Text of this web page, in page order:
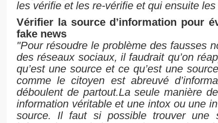
les vérifie et les re-vérifie et qui ensuite
Vérifier la source d’information pour
fake news
"Pour résoudre le problème des fausses
des réseaux sociaux, il faudrait qu’on
qu’est une source et ce qu’est une
comme le citoyen est abreuvé
déboulent de partout.La seule manière
information véritable et une intox ou une
source. Il faut si possible trouver une